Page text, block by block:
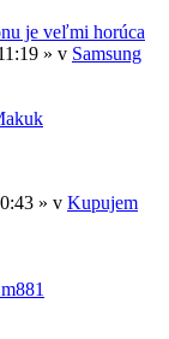
je veľmi horúca
» v Samsung
» v Kupujem